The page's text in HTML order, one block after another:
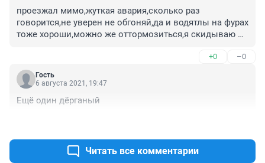
проезжал мимо,жуткая авария,сколько раз
говорится,не уверен не обгоняй,да и водятлы на фурах
тоже хороши,можно же оттормозиться,я скидываю до
фуры идут нос к жопе,штуки 3,вообще тяжело
обходить
+0 –0
Гость
6 августа 2021, 19:47
Ещё один дёрганый
Читать все комментарии